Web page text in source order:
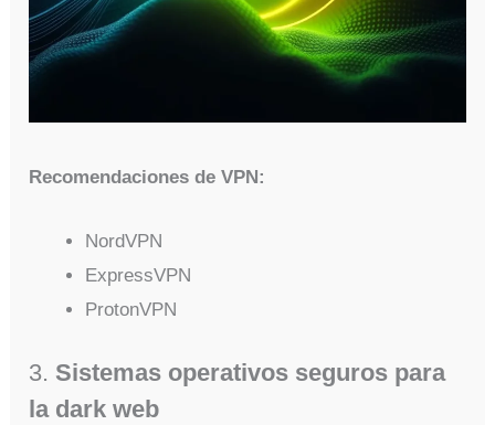
Recomendaciones de VPN:
NordVPN
ExpressVPN
ProtonVPN
3. Sistemas operativos seguros para
la dark web